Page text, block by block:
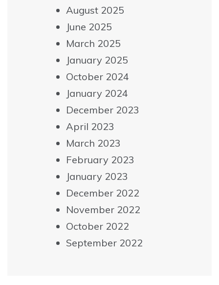
August 2025
June 2025
March 2025
January 2025
October 2024
January 2024
December 2023
April 2023
March 2023
February 2023
January 2023
December 2022
November 2022
October 2022
September 2022